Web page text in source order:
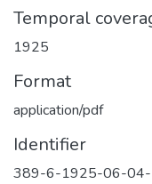
Temporal
1925
Format
application/pdf
Identifier
389-6-1925-06-04-